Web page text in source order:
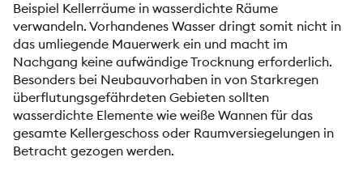
Beispiel Kellerräume in wasserdichte Räume
verwandeln. Vorhandenes Wasser dringt somit nicht in
das umliegende Mauerwerk ein und macht im
Nachgang keine aufwändige Trocknung erforderlich.
Besonders bei Neubauvorhaben in von Starkregen
überflutungsgefährdeten Gebieten sollten
wasserdichte Elemente wie weiße Wannen für das
gesamte Kellergeschoss oder Raumversiegelungen in
Betracht gezogen werden.